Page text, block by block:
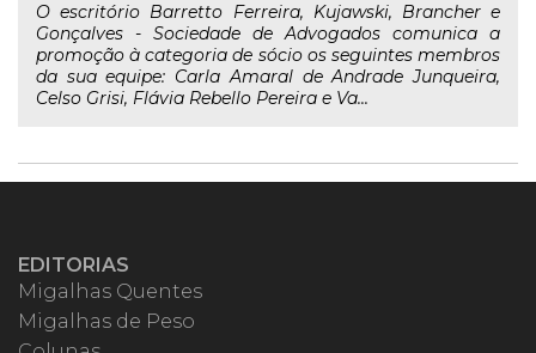
O escritório Barretto Ferreira, Kujawski, Brancher e
Gonçalves - Sociedade de Advogados comunica a
promoção à categoria de sócio os seguintes membros
da sua equipe: Carla Amaral de Andrade Junqueira,
Celso Grisi, Flávia Rebello Pereira e Va...
EDITORIAS
Migalhas Quentes
Migalhas de Peso